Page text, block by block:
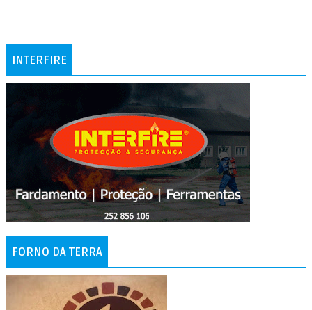
INTERFIRE
FORNO DA TERRA